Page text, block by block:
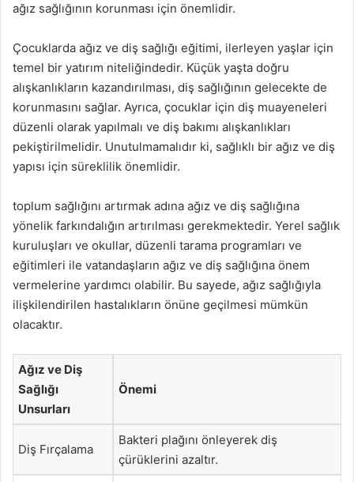
ağız sağlığının korunması için önemlidir.
Çocuklarda ağız ve diş sağlığı eğitimi, ilerleyen yaşlar için
temel bir yatırım niteliğindedir. Küçük yaşta doğru
alışkanlıkların kazandırılması, diş sağlığının gelecekte de
korunmasını sağlar. Ayrıca, çocuklar için diş muayeneleri
düzenli olarak yapılmalı ve diş bakımı alışkanlıkları
pekiştirilmelidir. Unutulmamalıdır ki, sağlıklı bir ağız ve diş
yapısı için süreklilik önemlidir.
toplum sağlığını artırmak adına ağız ve diş sağlığına
yönelik farkındalığın artırılması gerekmektedir. Yerel sağlık
kuruluşları ve okullar, düzenli tarama programları ve
eğitimleri ile vatandaşların ağız ve diş sağlığına önem
vermelerine yardımcı olabilir. Bu sayede, ağız sağlığıyla
ilişkilendirilen hastalıkların önüne geçilmesi mümkün
olacaktır.
Ağız ve Diş
Sağlığı
Unsurları
Önemi
Diş Fırçalama
Bakteri plağını önleyerek diş
çürüklerini azaltır.